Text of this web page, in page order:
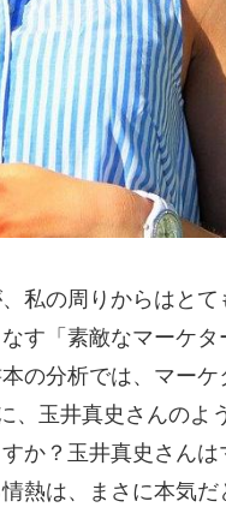
私の周りからはと
す「素敵なマーケ
の分析では、マー
、玉井真史さんのよ
か？玉井真史さん
熱は、まさに本気だ